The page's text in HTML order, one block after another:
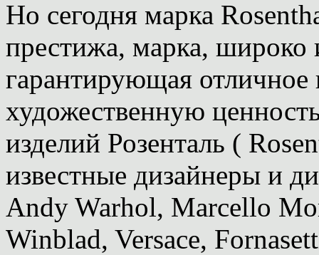
Но сегодня марка
престижа, марка, широко
гарантирующая отличное
художественную
изделий Розенталь (
известные дизайнеры и
Andy Warhol, Marcello
Winblad, Versace,